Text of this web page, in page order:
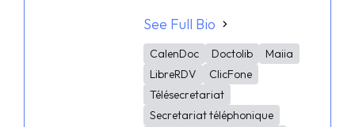
See Full Bio
CalenDoc Doctolib
Maiia
LibreRDV
ClicFone
Télésecretariat
Secretariat téléphonique